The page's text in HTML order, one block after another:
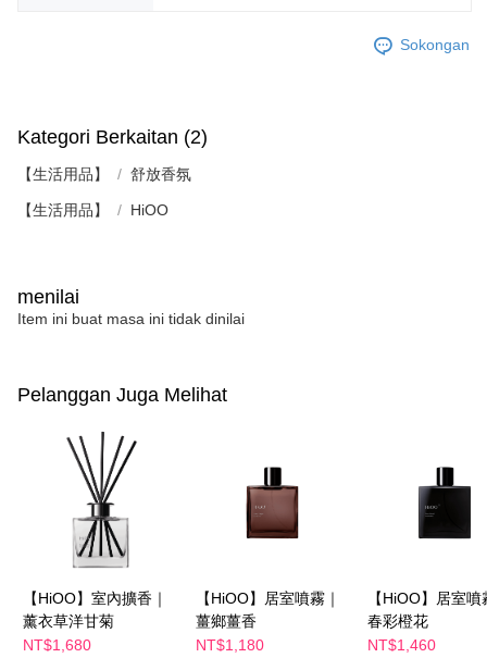
Sokongan
Kategori Berkaitan (2)
【生活用品】 舒放香氛
【生活用品】 HiOO
menilai
Item ini buat masa ini tidak dinilai
Pelanggan Juga Melihat
【HiOO】室內擴香｜
薰衣草洋甘菊
NT$1,680
【HiOO】居室噴霧｜
薑鄉薑香
NT$1,180
【HiOO】居室噴
春彩橙花
NT$1,460